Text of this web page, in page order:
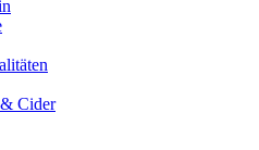
Cider